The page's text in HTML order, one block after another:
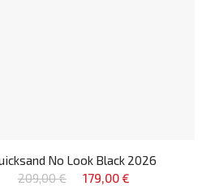
No Look Black 2026
209,00 €
179,00 €